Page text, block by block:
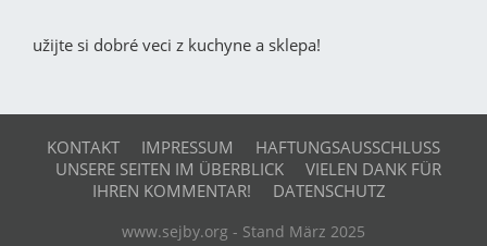
užijte si dobré veci z kuchyne a sklepa!
KONTAKT IMPRESSUM
HAFTUNGSAUSSCHLUSS
UNSERE SEITEN IM ÜBERBLICK
VIELEN DANK FÜR
IHREN KOMMENTAR!
DATENSCHUTZ
www.sejby.org - Stand März 2025